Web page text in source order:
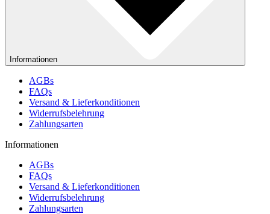
Informationen
AGBs
FAQs
Versand & Lieferkonditionen
Widerrufsbelehrung
Zahlungsarten
Informationen
AGBs
FAQs
Versand & Lieferkonditionen
Widerrufsbelehrung
Zahlungsarten